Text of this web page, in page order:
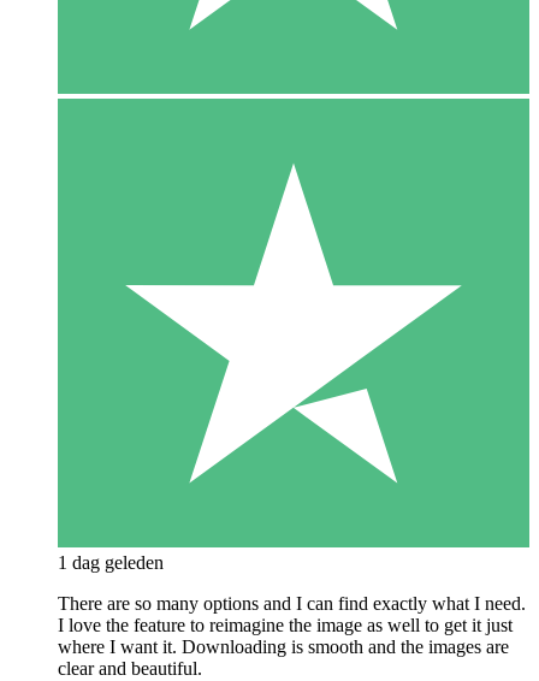
1 dag geleden
There are so many options and I can find exactly what I need.
I love the feature to reimagine the image as well to get it just
where I want it. Downloading is smooth and the images are
clear and beautiful.